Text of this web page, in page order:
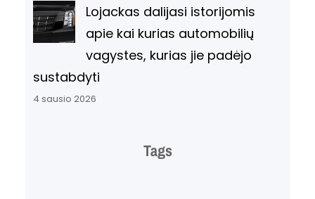
Lojackas dalijasi istorijomis
apie kai kurias automobilių
vagystes, kurias jie padėjo
sustabdyti
4 sausio 2026
Tags